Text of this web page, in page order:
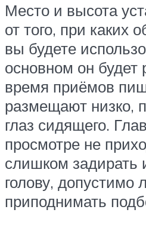
Место и высота
от того, при каких
вы будете
основном он будет
время приёмов
размещают низко,
глаз сидящего.
просмотре не
слишком задирать
голову, допустимо
приподнимать